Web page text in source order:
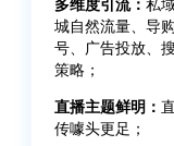
多维度引流： 私
城自然流量、导
号、广告投放、
策略；
直播主题鲜明：
传噱头更足；